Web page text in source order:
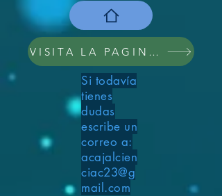
VISITA LA PAGINA DEL CONGRESO 2024
Si todavía
tienes
dudas
escribe un
correo a:
acajalcien
ciac23@g
mail.com